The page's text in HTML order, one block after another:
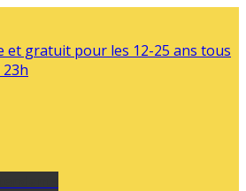
et gratuit pour les 12-25 ans tous